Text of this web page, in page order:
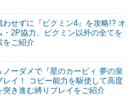
わせずに『ピクミン4』を攻略!? オ
・2P協力、ピクミン以外の全てを
をご紹介
ノーダメで『星のカービィ 夢の泉
レイ！ コピー能力を駆使して高度
突き進む縛りプレイをご紹介